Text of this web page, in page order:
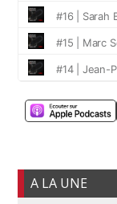
A LA UNE